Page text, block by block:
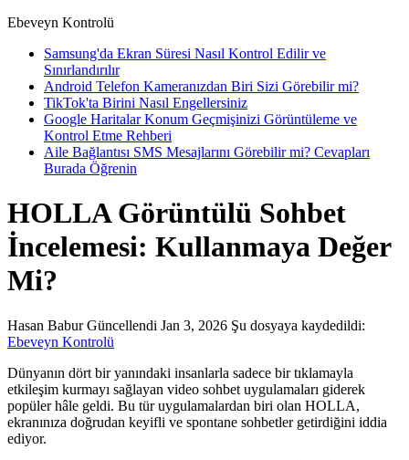
Ebeveyn Kontrolü
Samsung'da Ekran Süresi Nasıl Kontrol Edilir ve
Sınırlandırılır
Android Telefon Kameranızdan Biri Sizi Görebilir mi?
TikTok'ta Birini Nasıl Engellersiniz
Google Haritalar Konum Geçmişinizi Görüntüleme ve
Kontrol Etme Rehberi
Aile Bağlantısı SMS Mesajlarını Görebilir mi? Cevapları
Burada Öğrenin
HOLLA Görüntülü Sohbet
İncelemesi: Kullanmaya Değer
Mi?
Hasan BaburGüncellendi Jan 3, 2026 Şu dosyaya kaydedildi:
Ebeveyn Kontrolü
Dünyanın dört bir yanındaki insanlarla sadece bir tıklamayla
etkileşim kurmayı sağlayan video sohbet uygulamaları giderek
popüler hâle geldi. Bu tür uygulamalardan biri olan HOLLA,
ekranınıza doğrudan keyifli ve spontane sohbetler getirdiğini iddia
ediyor.